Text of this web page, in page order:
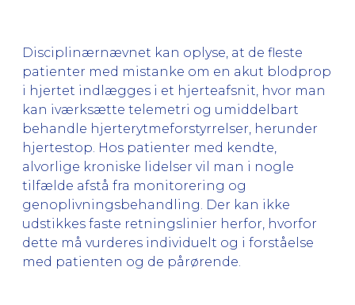
Disciplinærnævnet kan oplyse, at de fleste
patienter med mistanke om en akut blodprop
i hjertet indlægges i et hjerteafsnit, hvor man
kan iværksætte telemetri og umiddelbart
behandle hjerterytmeforstyrrelser, herunder
hjertestop. Hos patienter med kendte,
alvorlige kroniske lidelser vil man i nogle
tilfælde afstå fra monitorering og
genoplivningsbehandling. Der kan ikke
udstikkes faste retningslinier herfor, hvorfor
dette må vurderes individuelt og i forståelse
med patienten og de pårørende.